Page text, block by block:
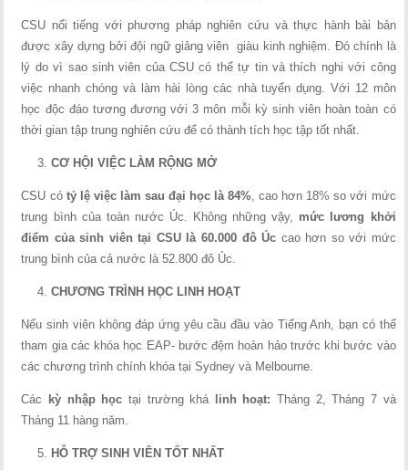
CSU nổi tiếng với phương pháp nghiên cứu và thực hành bài bản
được xây dựng bởi đội ngữ giảng viên giàu kinh nghiệm. Đó chính là
lý do vì sao sinh viên của CSU có thể tự tin và thích nghi với công
việc nhanh chóng và làm hài lòng các nhà tuyển dụng. Với 12 môn
học độc đáo tương đương với 3 môn mỗi kỳ sinh viên hoàn toàn có
thời gian tập trung nghiên cứu để có thành tích học tập tốt nhất.
CƠ HỘI VIỆC LÀM RỘNG MỞ
CSU cótỷ lệ việc làm sau đại học là 84%, cao hơn 18% so với mức
trung bình của toàn nước Úc. Không những vậy, mức lương khởi
điểm của sinh viên tại CSU là 60.000 đô Úc cao hơn so với mức
trung bình của cả nước là 52.800 đô Úc.
CHƯƠNG TRÌNH HỌC LINH HOẠT
Nếu sinh viên không đáp ứng yêu cầu đầu vào Tiếng Anh, bạn có thể
tham gia các khóa học EAP- bước đệm hoàn hảo trước khi bước vào
các chương trình chính khóa tại Sydney và Melbourne.
Các kỳ nhập học tại trường khálinh hoạt: Tháng 2, Tháng 7 và
Tháng 11 hàng năm.
HỖ TRỢ SINH VIÊN TỐT NHẤT